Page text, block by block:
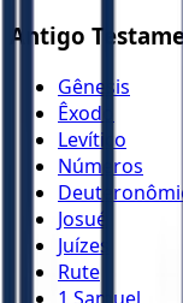
Antigo
Gênesis
Êxodo
Levítico
Números
Deuteronômio
Josué
Juízes
Rute